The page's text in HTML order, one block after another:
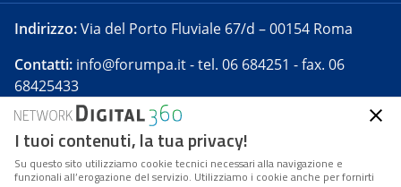
Indirizzo:Via del Porto Fluviale 67/d – 00154 Roma
Contatti: info@forumpa.it- tel. 06 684251 - fax. 06
68425433
Forumpa.itè una pubblicazione telematica iscritta
presso Registro della stampa del Tribunale di Roma -
Reg. n. 182 del 2 maggio 2008 - Direttore resp. Michela
I tuoi contenuti, la tua privacy!
Su questo sito utilizziamo cookie tecnici necessari alla navigazione e
funzionali all’erogazione del servizio. Utilizziamo i cookie anche per fornirti